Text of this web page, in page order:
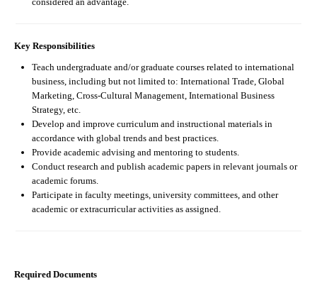
Key Responsibilities
Teach undergraduate and/or graduate courses related to international
business, including but not limited to: International Trade, Global
Marketing, Cross-Cultural Management, International Business
Strategy, etc.
Develop and improve curriculum and instructional materials in
accordance with global trends and best practices.
Provide academic advising and mentoring to students.
Conduct research and publish academic papers in relevant journals or
academic forums.
Participate in faculty meetings, university committees, and other
academic or extracurricular activities as assigned.
Required Documents